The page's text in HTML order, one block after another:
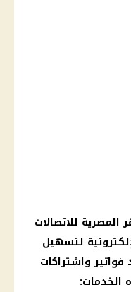
الأرضي 2024 .. توفر المصرية للاتصالات
لتسهيل
واشتراكات
الخدمات: